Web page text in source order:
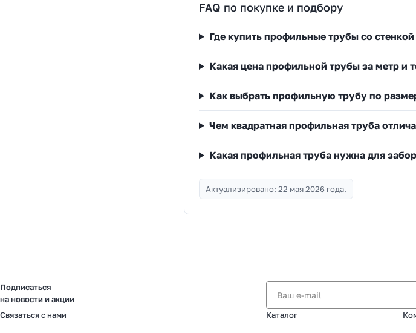
FAQ по покупке и подбору
Где купить профильные трубы со
Какая цена профильной трубы за метр и
Как выбрать профильную трубу по
Чем квадратная профильная труба
Какая профильная труба нужна для
Актуализировано: 22 мая 2026 года.
Подписаться
на новости и акции
Связаться с нами
Каталог